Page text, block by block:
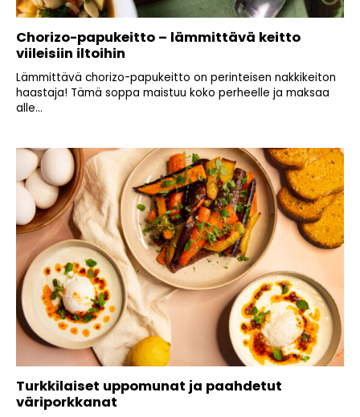
Chorizo-papukeitto – lämmittävä keitto
viileisiin iltoihin
Lämmittävä chorizo-papukeitto on perinteisen nakkikeiton
haastaja! Tämä soppa maistuu koko perheelle ja maksaa
alle...
Turkkilaiset uppomunat ja paahdetut
väriporkkanat